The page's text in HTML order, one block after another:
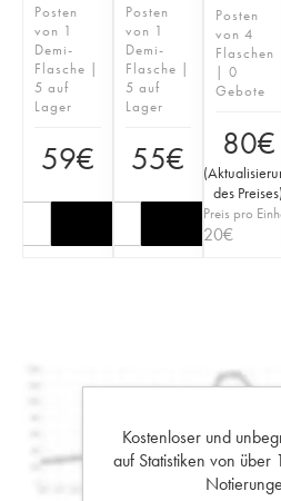
Posten
von 1
Demi-
Flasche |
5 auf
Lager
59€
Posten
von 1
Demi-
Flasche |
5 auf
Lager
55€
Posten
von 4
Flaschen
| 0
Gebote
80€
(
des Preises)
Preis pro
20€
Kostenloser und
auf Statistiken von